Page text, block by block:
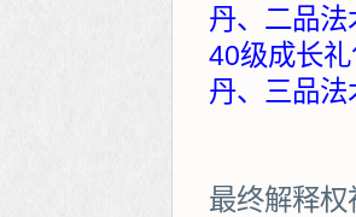
丹、二品法
40级成长
丹、三品法
最终解释